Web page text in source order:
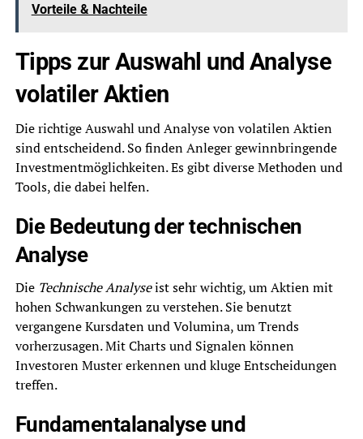
Vorteile & Nachteile
Tipps zur Auswahl und Analyse
volatiler Aktien
Die richtige Auswahl und Analyse von volatilen Aktien
sind entscheidend. So finden Anleger gewinnbringende
Investmentmöglichkeiten. Es gibt diverse Methoden und
Tools, die dabei helfen.
Die Bedeutung der technischen
Analyse
Die Technische Analyseist sehr wichtig, um Aktien mit
hohen Schwankungen zu verstehen. Sie benutzt
vergangene Kursdaten und Volumina, um Trends
vorherzusagen. Mit Charts und Signalen können
Investoren Muster erkennen und kluge Entscheidungen
treffen.
Fundamentalanalyse und